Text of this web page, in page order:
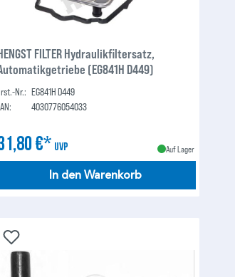
FILTER Hydraulikfiltersatz,
(EG841H D449)
Nr.: EG841H D449
4030776054033
€* UVP Auf Lager
In den Warenkorb